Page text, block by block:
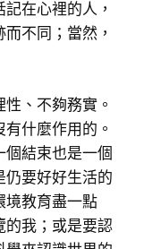
在心裡的人，
不同；當然，
、不夠務實。
什麼作用的。
結束也是一個
仍要好好生活的
境教育盡一點
的我；或是要認